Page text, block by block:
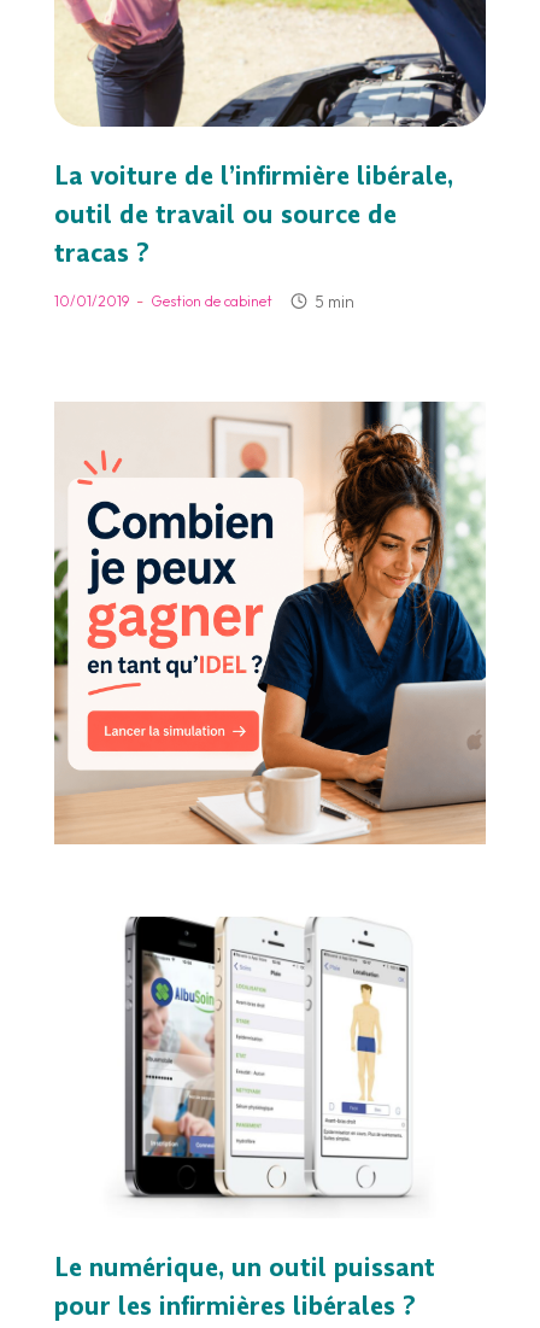
La voiture de l’infirmière libérale,
outil de travail ou source de
tracas ?
10/01/2019 - Gestion de cabinet 5 min
Le numérique, un outil puissant
pour les infirmières libérales ?